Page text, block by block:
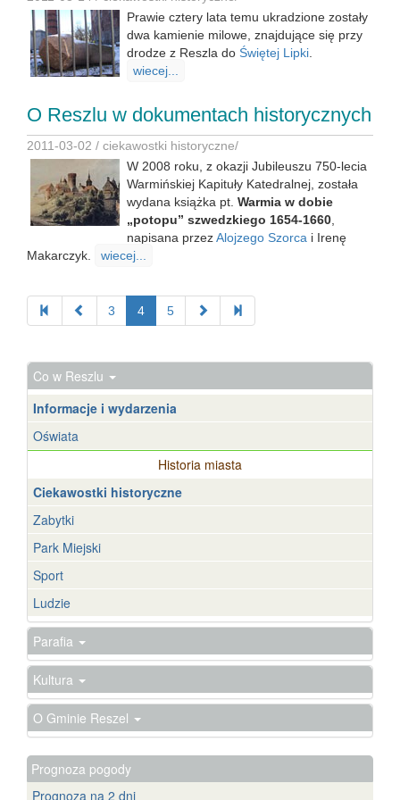
Prawie cztery lata temu ukradzione zostały
dwa kamienie milowe, znajdujące się przy
drodze z Reszla do Świętej Lipki
wiecej...
O Reszlu w dokumentach historycznych
2011-03-02 / ciekawostki historyczne/
W 2008 roku, z okazji Jubileuszu 750-lecia
Warmińskiej Kapituły Katedralnej, została
wydana książka pt. Warmia w dobie
„potopu” szwedzkiego 1654-1660
napisana przezAlojzego Szorca i Irenę
Makarczyk.
wiecej...
3 4 5
Co w Reszlu
Informacje i wydarzenia
Oświata
Historia miasta
Ciekawostki historyczne
Zabytki
Park Miejski
Sport
Ludzie
Parafia
Kultura
O Gminie Reszel
Prognoza pogody
Prognoza na 2 dni